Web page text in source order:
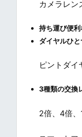
カメラレン
持ち運び便
ダイヤルひ
ピントダイ
3種類の交換
2倍、4倍、